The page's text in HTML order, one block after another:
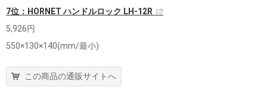
7位：HORNET ハンドルロック LH-12R
5,926円
550×130×140(mm/最小)
この商品の通販サイトへ